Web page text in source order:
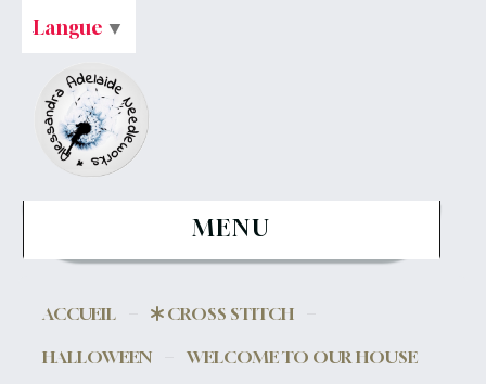
MENU
ACCUEIL
CROSS STITCH
HALLOWEEN
WELCOME TO OUR HOUSE
Langue ▼